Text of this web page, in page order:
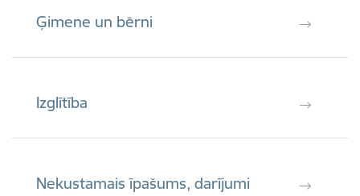
Ģimene un bērni
Izglītība
Nekustamais īpašums, darījumi